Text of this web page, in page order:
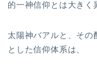
的一神信仰とは大きく
太陽神バアルと、その
とした信仰体系は、